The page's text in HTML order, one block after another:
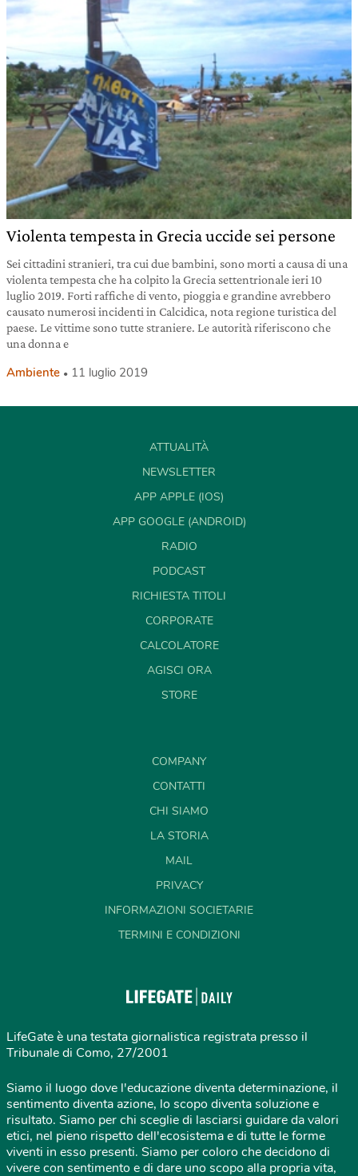
Violenta tempesta in Grecia uccide sei persone
Sei cittadini stranieri, tra cui due bambini, sono morti a causa di una
violenta tempesta che ha colpito la Grecia settentrionale ieri 10
luglio 2019. Forti raffiche di vento, pioggia e grandine avrebbero
causato numerosi incidenti in Calcidica, nota regione turistica del
paese. Le vittime sono tutte straniere. Le autorità riferiscono che
una donna e
Ambiente 11 luglio 2019
ATTUALITÀ
NEWSLETTER
APP APPLE (IOS)
APP GOOGLE (ANDROID)
RADIO
PODCAST
RICHIESTA TITOLI
CORPORATE
CALCOLATORE
AGISCI ORA
STORE
COMPANY
CONTATTI
CHI SIAMO
LA STORIA
MAIL
PRIVACY
INFORMAZIONI SOCIETARIE
TERMINI E CONDIZIONI
LifeGate è una testata giornalistica registrata presso il
Tribunale di Como, 27/2001
Siamo il luogo dove l'educazione diventa determinazione, il
sentimento diventa azione, lo scopo diventa soluzione e
risultato. Siamo per chi sceglie di lasciarsi guidare da valori
etici, nel pieno rispetto dell'ecosistema e di tutte le forme
viventi in esso presenti. Siamo per coloro che decidono di
vivere con sentimento e di dare uno scopo alla propria vita,